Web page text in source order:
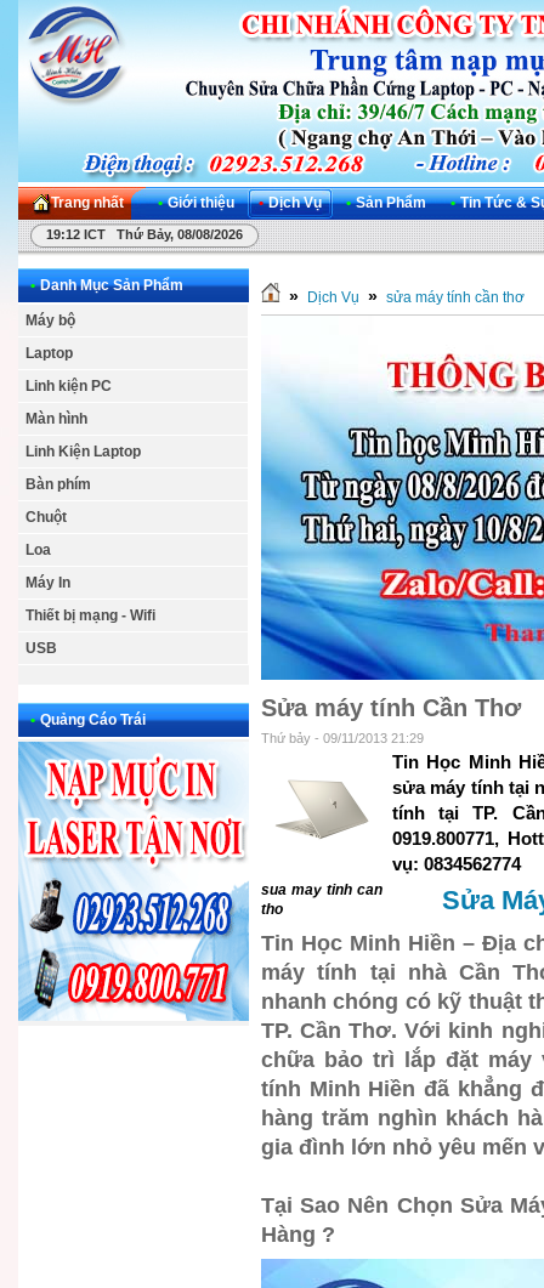
Trang nhất • Giới thiệu • Dịch Vụ • Sản Phẩm • Tin Tức &
19:12 ICT Thứ Bảy, 08/08/2026
• Danh Mục Sản Phẩm
Máy bộ
Laptop
Linh kiện PC
Màn hình
Linh Kiện Laptop
Bàn phím
Chuột
Loa
Máy In
Thiết bị mạng - Wifi
USB
• Quảng Cáo Trái
» Dịch Vụ » sửa máy tính cần thơ
Sửa máy tính Cần Thơ
Thứ bảy - 09/11/2013 21:29
sua may tinh can
tho
Tin Học Minh
sửa máy tính tại
tính tại TP.
0919.800771,
vụ: 0834562774
Sửa
Tin Học Minh Hiền – Địa
máy tính tại nhà Cần
nhanh chóng có kỹ thuật
TP. Cần Thơ. Với kinh
chữa bảo trì lắp đặt
tính Minh Hiền đã khẳng
hàng trăm nghìn khách
gia đình lớn nhỏ yêu mến
Tại Sao Nên Chọn Sửa
Hàng ?